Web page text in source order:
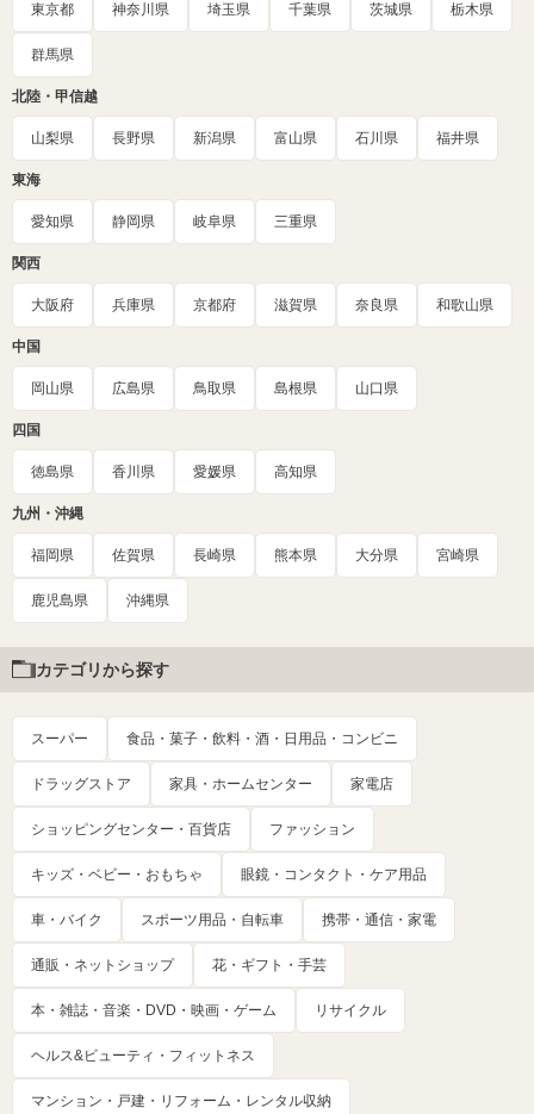
東京都 神奈川県 埼玉県 千葉県 茨城県 栃木県
群馬県
北陸・甲信越
山梨県 長野県 新潟県 富山県 石川県 福井県
東海
愛知県 静岡県 岐阜県 三重県
関西
大阪府 兵庫県 京都府 滋賀県 奈良県 和歌山県
中国
岡山県 広島県 鳥取県 島根県 山口県
四国
徳島県 香川県 愛媛県 高知県
九州・沖縄
福岡県 佐賀県 長崎県 熊本県 大分県 宮崎県
鹿児島県 沖縄県
カテゴリから探す
スーパー 食品・菓子・飲料・酒・日用品・コンビニ
ドラッグストア 家具・ホームセンター 家電店
ショッピングセンター・百貨店 ファッション
キッズ・ベビー・おもちゃ 眼鏡・コンタクト・ケア用品
車・バイク スポーツ用品・自転車 携帯・通信・家電
通販・ネットショップ 花・ギフト・手芸
本・雑誌・音楽・DVD・映画・ゲーム リサイクル
ヘルス&ビューティ・フィットネス
マンション・戸建・リフォーム・レンタル収納